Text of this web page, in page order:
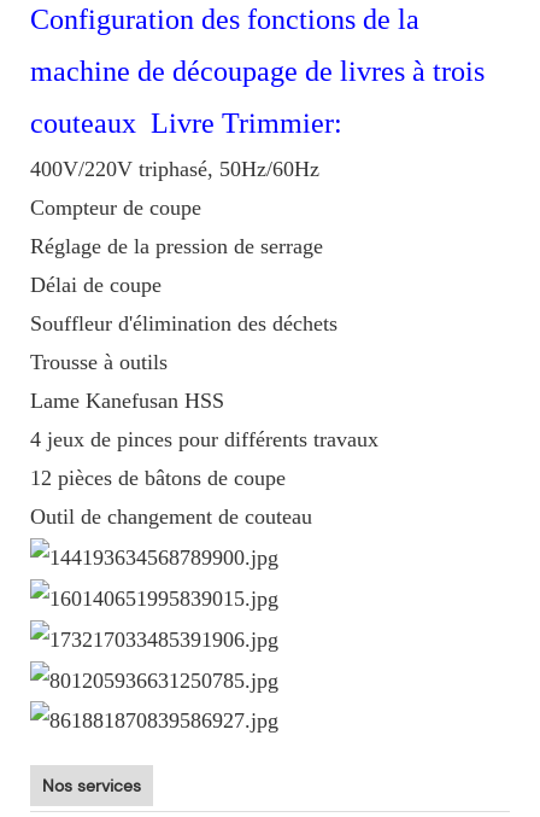
Configuration des fonctions de la
machine de découpage de livres à trois
couteaux Livre Trimmier:
400V/220V triphasé, 50Hz/60Hz
Compteur de coupe
Réglage de la pression de serrage
Délai de coupe
Souffleur d'élimination des déchets
Trousse à outils
Lame Kanefusan HSS
4 jeux de pinces pour différents travaux
12 pièces de bâtons de coupe
Outil de changement de couteau
Nos services